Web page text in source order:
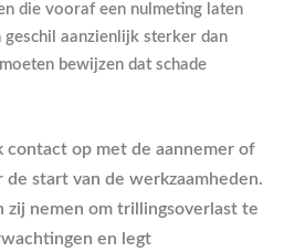
die vooraf een nulmeting laten
geschil aanzienlijk sterker dan
bewijzen dat schade
contact op met de aannemer of
start van de werkzaamheden.
zij nemen om trillingsoverlast te
en legt